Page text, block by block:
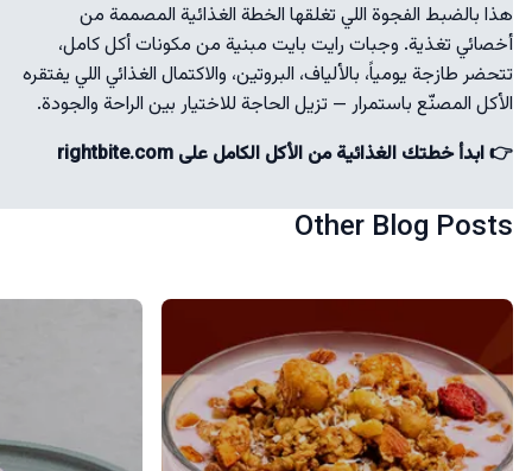
هذا بالضبط الفجوة اللي تغلقها الخطة الغذائية المصممة من
أخصائي تغذية. وجبات رايت بايت مبنية من مكونات أكل كامل،
تتحضر طازجة يومياً، بالألياف، البروتين، والاكتمال الغذائي اللي يفتقره
الأكل المصنّع باستمرار — تزيل الحاجة للاختيار بين الراحة والجودة.
👉 ابدأ خطتك الغذائية من الأكل الكامل على rightbite.com
Other Blog Posts